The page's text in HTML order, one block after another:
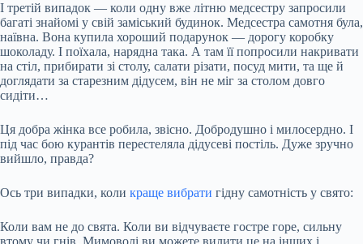
І третій випадок — коли одну вже літню медсестру запросили
багаті знайомі у свій заміський будинок. Медсестра самотня була,
наївна. Вона купила хороший подарунок — дорогу коробку
шоколаду. І поїхала, нарядна така. А там її попросили накривати
на стіл, прибирати зі столу, салати різати, посуд мити, та ще й
доглядати за старезним дідусем, він не міг за столом довго
сидіти…
Ця добра жінка все робила, звісно. Добродушно і милосердно. І
під час бою курантів перестеляла дідусеві постіль. Дуже зручно
вийшло, правда?
Ось три випадки, коли краще вибрати гідну самотність у свято:
Коли вам не до свята. Коли ви відчуваєте гостре горе, сильну
втому чи гнів. Мимоволі ви можете вилити це на інших і